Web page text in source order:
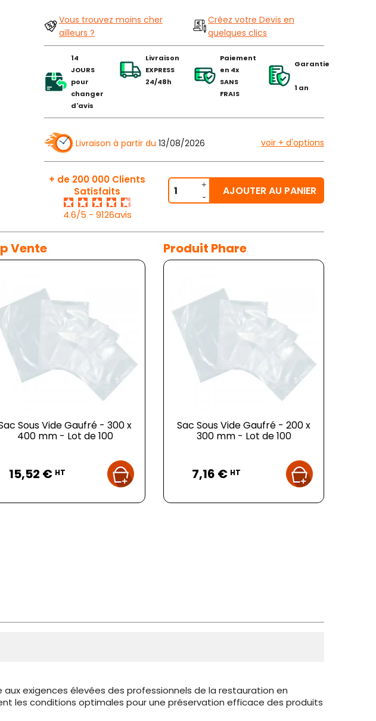
Vous trouvez moins cher
ailleurs ?
Créez votre Devis en
quelques clics
14
JOURS
pour
changer
d'avis
Livraison
EXPRESS
24/48h
Paiement
en 4x
SANS
FRAIS
Garantie
1 an
Livraison à partir du 13/08/2026 voir + d'options
+ de 200 000 Clients
Satisfaits
4.6/5 - 9126avis
AJOUTER AU PANIER
Vente
Sous Vide Gaufré - 300 x
400 mm - Lot de 100
15,52 € HT
Produit Phare
Sac Sous Vide Gaufré - 200 x
300 mm - Lot de 100
7,16 € HT
exigences élevées des professionnels de la restauration en
les conditions optimales pour une préservation efficace des produits